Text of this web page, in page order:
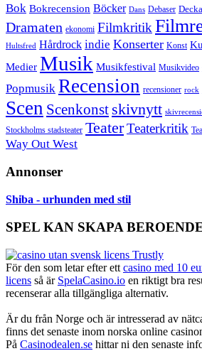
Bok Bokrecension Böcker Dans Debaser
Dramaten ekonomi Filmkritik
Hultsfred Hårdrock indie Konserter Konst
Medier Musik Musikfestival Musikvideo
Popmusik Recension recensioner rock
Scen Scenkonst skivnytt
Stockholms stadsteater TeaterTeaterkritik
Way Out West
Annonser
Shiba - urhunden med stil
SPEL KAN SKAPA
För den som letar efter ett casino med 10
licens så är SpelaCasino.io en riktigt bra
recenserar alla tillgängliga alternativ.
Är du från Norge och är intresserad av
finns det senaste inom norska online
På Casinodealen.se hittar ni den senaste